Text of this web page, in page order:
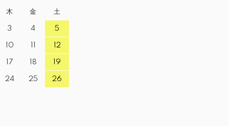
木 金 土
3 4 5
10 12
17 18 19
24 25 26